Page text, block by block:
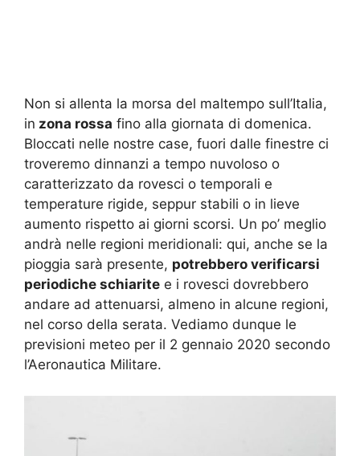
Non si allenta la morsa del maltempo sull’Italia,
in zona rossa fino alla giornata di domenica.
Bloccati nelle nostre case, fuori dalle finestre ci
troveremo dinnanzi a tempo nuvoloso o
caratterizzato da rovesci o temporali e
temperature rigide, seppur stabili o in lieve
aumento rispetto ai giorni scorsi. Un po’ meglio
andrà nelle regioni meridionali: qui, anche se la
pioggia sarà presente, potrebbero verificarsi
periodiche schiarite e i rovesci dovrebbero
andare ad attenuarsi, almeno in alcune regioni,
nel corso della serata. Vediamo dunque le
previsioni meteo per il 2 gennaio 2020 secondo
l’Aeronautica Militare.